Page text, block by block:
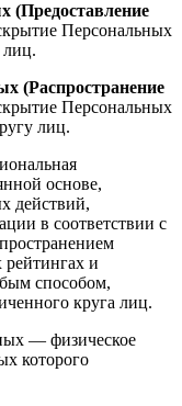
(Предоставление
Персональных
лиц.
(Распространение
Персональных
лиц.
основе,
действий,
в соответствии с
и
способом,
круга лиц.
— физическое
которого